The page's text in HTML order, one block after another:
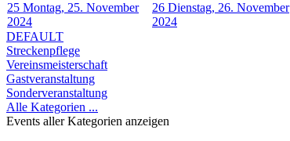
25 Montag, 25. November
2024
26 Dienstag, 26. November
2024
DEFAULT
Streckenpflege
Vereinsmeisterschaft
Gastveranstaltung
Sonderveranstaltung
Alle Kategorien ...
Events aller Kategorien anzeigen